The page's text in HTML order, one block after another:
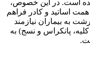
است. در این خصوص،
پیوند کبد به همت اساتید و کادر فراهم
به بیماران نیازمند
( کبد، کلیه، پانکراس و نسج) به